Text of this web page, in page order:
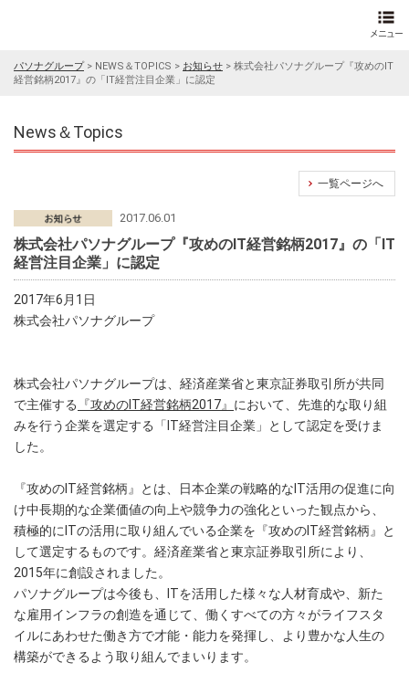
パソナグループ> NEWS＆TOPICS > お知らせ > 株式会社パソナグループ『攻めのIT
経営銘柄2017』の「IT経営注目企業」に認定
News＆Topics
一覧ページへ
2017.06.01
株式会社パソナグループ『攻めのIT経営銘柄2017』の「IT
経営注目企業」に認定
2017年6月1日
株式会社パソナグループ
株式会社パソナグループは、経済産業省と東京証券取引所が共同
で主催する
『攻めのIT経営銘柄2017』 において、先進的な取り組
みを行う企業を選定する「IT経営注目企業」として認定を受けま
した。
『攻めのIT経営銘柄』とは、日本企業の戦略的なIT活用の促進に向
け中長期的な企業価値の向上や競争力の強化といった観点から、
積極的にITの活用に取り組んでいる企業を『攻めのIT経営銘柄』と
して選定するものです。経済産業省と東京証券取引所により、
2015年に創設されました。
パソナグループは今後も、ITを活用した様々な人材育成や、新た
な雇用インフラの創造を通じて、働くすべての方々がライフスタ
イルにあわせた働き方で才能・能力を発揮し、より豊かな人生の
構築ができるよう取り組んでまいります。